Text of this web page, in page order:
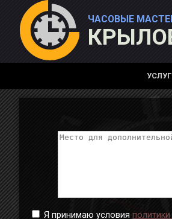
ЧАСОВЫЕ
Я принимаю условия